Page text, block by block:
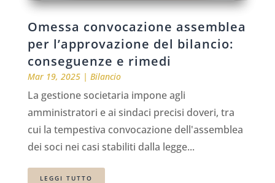
Omessa convocazione assemblea
per l’approvazione del bilancio:
conseguenze e rimedi
Mar 19, 2025| Bilancio
La gestione societaria impone agli
amministratori e ai sindaci precisi doveri, tra
cui la tempestiva convocazione dell'assemblea
dei soci nei casi stabiliti dalla legge...
LEGGI TUTTO